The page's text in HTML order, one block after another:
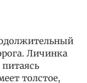
Личинка
питаясь
толстое,